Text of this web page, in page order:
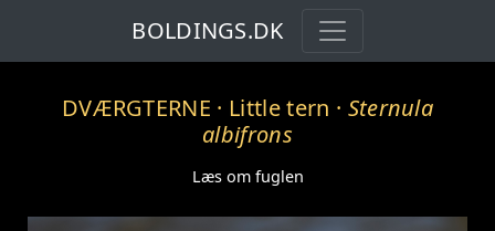
BOLDINGS.DK
DVÆRGTERNE · Little tern · Sternula
albifrons
Læs om fuglen